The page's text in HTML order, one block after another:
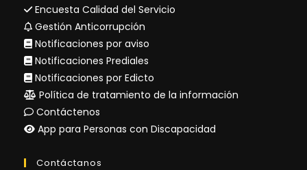
Encuesta Calidad del Servicio
Gestión Anticorrupción
Notificaciones por aviso
Notificaciones Prediales
Notificaciones por Edicto
Política de tratamiento de la información
Contáctenos
App para Personas con Discapacidad
Contáctanos